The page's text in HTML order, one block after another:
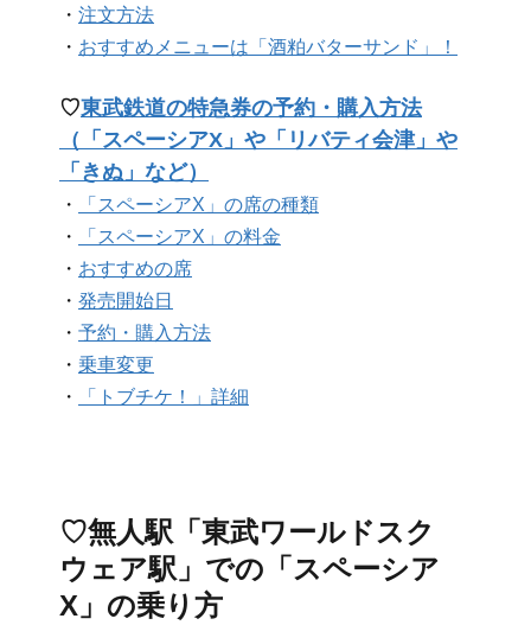
・ 注文方法
・ おすすめメニューは「酒粕バターサンド」！
♡東武鉄道の特急券の予約・購入方法
（「スペーシアX」や「リバティ会津」や
「きぬ」など）
・
「スペーシアX」の席の種類
・
「スペーシアX」の料金
・ おすすめの席
・ 発売開始日
・ 予約・購入方法
・ 乗車変更
・
「トブチケ！」詳細
♡無人駅「東武ワールドスク
ウェア駅」での「スペーシア
X」の乗り方